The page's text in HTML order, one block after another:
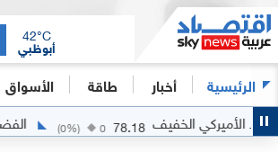
الرئيسية أخبار طاقة الأسواق
أبوظبي
42°C
الخفيف 78.18
0
( 0%) الفضة